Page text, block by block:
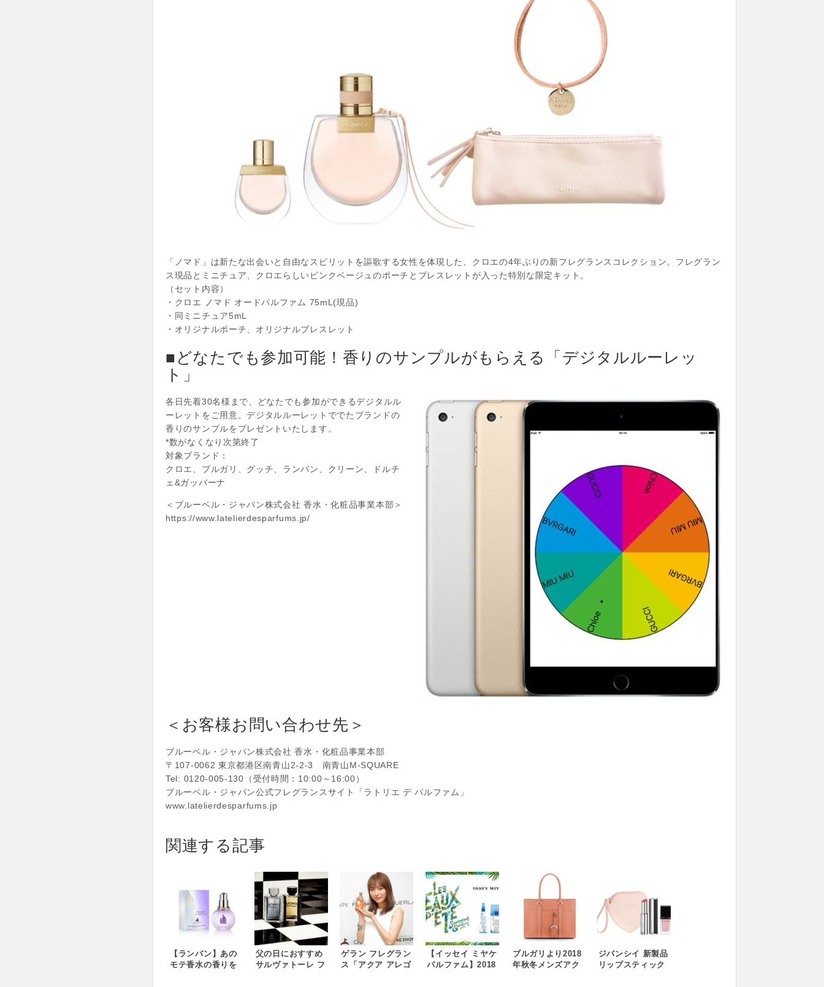
「ノマド」は新たな出会いと自由なスピリットを謳歌する女性を体現した、クロエの4年ぶりの新フレグランスコレクション。フレグラン
ス現品とミニチュア、クロエらしいピンクベージュのポーチとブレスレットが入った特別な限定キット。
（セット内容）
・クロエ ノマド オードパルファム 75mL(現品)
・同ミニチュア5mL
・オリジナルポーチ、オリジナルブレスレット
■どなたでも参加可能！香りのサンプルがもらえる「デジタルルーレッ
ト」
各日先着30名様まで、どなたでも参加ができるデジタルル
ーレットをご用意。デジタルルーレットででたブランドの
香りのサンプルをプレゼントいたします。
*数がなくなり次第終了
対象ブランド：
クロエ、ブルガリ、グッチ、ランバン、クリーン、ドルチ
ェ&ガッバーナ
＜ブルーベル・ジャパン株式会社 香水・化粧品事業本部＞
https://www.latelierdesparfums.jp/
＜お客様お問い合わせ先＞
ブルーベル・ジャパン株式会社 香水・化粧品事業本部
〒107-0062 東京都港区南青山2-2-3 南青山M-SQUARE
Tel: 0120-005-130（受付時間：10:00～16:00）
ブルーベル・ジャパン公式フレグランスサイト「ラトリエ デ パルファム」
www.latelierdesparfums.jp
関連する記事
【ランバン】あの
モテ香水の香りを
父の日におすすめ
サルヴァトーレ フ
ゲラン フレグラン
ス「アクア アレゴ
【イッセイ ミヤケ
パルファム】2018
ブルガリより2018
年秋冬メンズアク
ジバンシイ 新製品
リップスティック